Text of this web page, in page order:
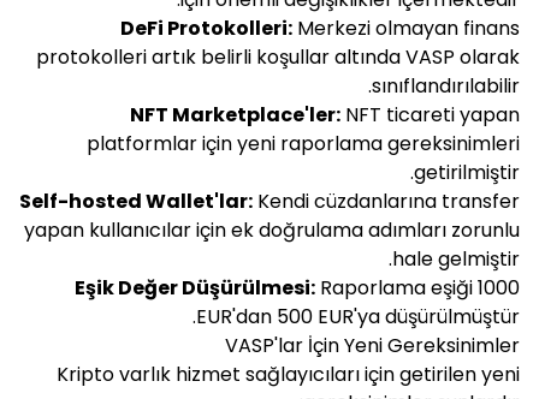
DeFi Protokolleri: Merkezi olmayan finans
protokolleri artık belirli koşullar altında VASP olarak
sınıflandırılabilir.
NFT Marketplace'ler: NFT ticareti yapan
platformlar için yeni raporlama gereksinimleri
getirilmiştir.
Self-hosted Wallet'lar: Kendi cüzdanlarına transfer
yapan kullanıcılar için ek doğrulama adımları zorunlu
hale gelmiştir.
Eşik Değer Düşürülmesi: Raporlama eşiği 1000
EUR'dan 500 EUR'ya düşürülmüştür.
VASP'lar İçin Yeni Gereksinimler
Kripto varlık hizmet sağlayıcıları için getirilen yeni